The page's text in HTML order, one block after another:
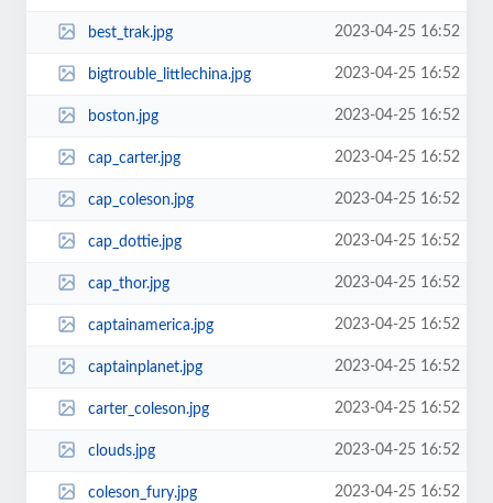
best_trak.jpg 2023-04-25 16:52
bigtrouble_littlechina.jpg 2023-04-25 16:52
boston.jpg 2023-04-25 16:52
cap_carter.jpg 2023-04-25 16:52
cap_coleson.jpg 2023-04-25 16:52
cap_dottie.jpg 2023-04-25 16:52
cap_thor.jpg 2023-04-25 16:52
captainamerica.jpg 2023-04-25 16:52
captainplanet.jpg 2023-04-25 16:52
carter_coleson.jpg 2023-04-25 16:52
clouds.jpg 2023-04-25 16:52
coleson_fury.jpg 2023-04-25 16:52